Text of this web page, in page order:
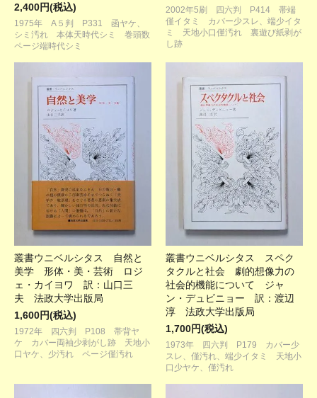
2,400円(税込)
1975年 A５判 P331 函ヤケ、
シミ汚れ 本体天時代シミ 巻頭数
ページ端時代シミ
2002年5刷 四六判 P414 帯端
僅イタミ カバー少スレ、端少イタ
ミ 天地小口僅汚れ 裏遊び紙剥が
し跡
叢書ウニベルシタス 自然と
美学 形体・美・芸術 ロジ
ェ・カイヨワ 訳：山口三
夫 法政大学出版局
1,600円(税込)
1972年 四六判 P108 帯背ヤ
ケ カバー両袖少剥がし跡 天地小
口ヤケ、少汚れ ページ僅汚れ
叢書ウニベルシタス スペク
タクルと社会 劇的想像力の
社会的機能について ジャ
ン・デュビニョー 訳：渡辺
淳 法政大学出版局
1,700円(税込)
1973年 四六判 P179 カバー少
スレ、僅汚れ、端少イタミ 天地小
口少ヤケ、僅汚れ